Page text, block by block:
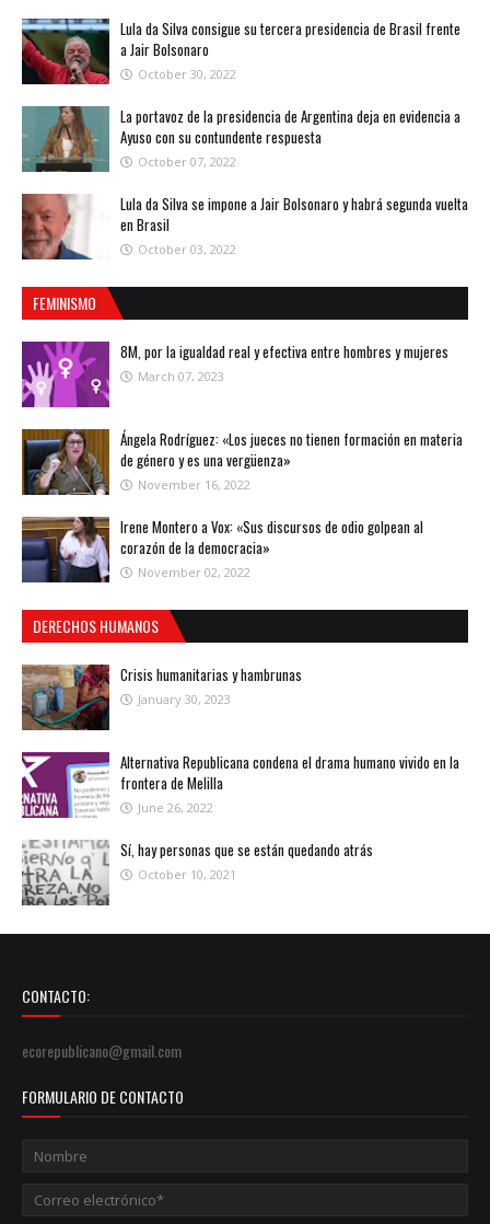
Lula da Silva consigue su tercera presidencia de Brasil frente
a Jair Bolsonaro
October 30, 2022
La portavoz de la presidencia de Argentina deja en evidencia a
Ayuso con su contundente respuesta
October 07, 2022
Lula da Silva se impone a Jair Bolsonaro y habrá segunda vuelta
en Brasil
October 03, 2022
FEMINISMO
8M, por la igualdad real y efectiva entre hombres y mujeres
March 07, 2023
Ángela Rodríguez: «Los jueces no tienen formación en materia
de género y es una vergüenza»
November 16, 2022
Irene Montero a Vox: «Sus discursos de odio golpean al
corazón de la democracia»
November 02, 2022
DERECHOS HUMANOS
Crisis humanitarias y hambrunas
January 30, 2023
Alternativa Republicana condena el drama humano vivido en la
frontera de Melilla
June 26, 2022
Sí, hay personas que se están quedando atrás
October 10, 2021
CONTACTO:
ecorepublicano@gmail.com
FORMULARIO DE CONTACTO